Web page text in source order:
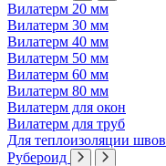
Вилатерм 20 мм
Вилатерм 30 мм
Вилатерм 40 мм
Вилатерм 50 мм
Вилатерм 60 мм
Вилатерм 80 мм
Вилатерм для окон
Вилатерм для труб
Для теплоизоляции швов
Рубероид